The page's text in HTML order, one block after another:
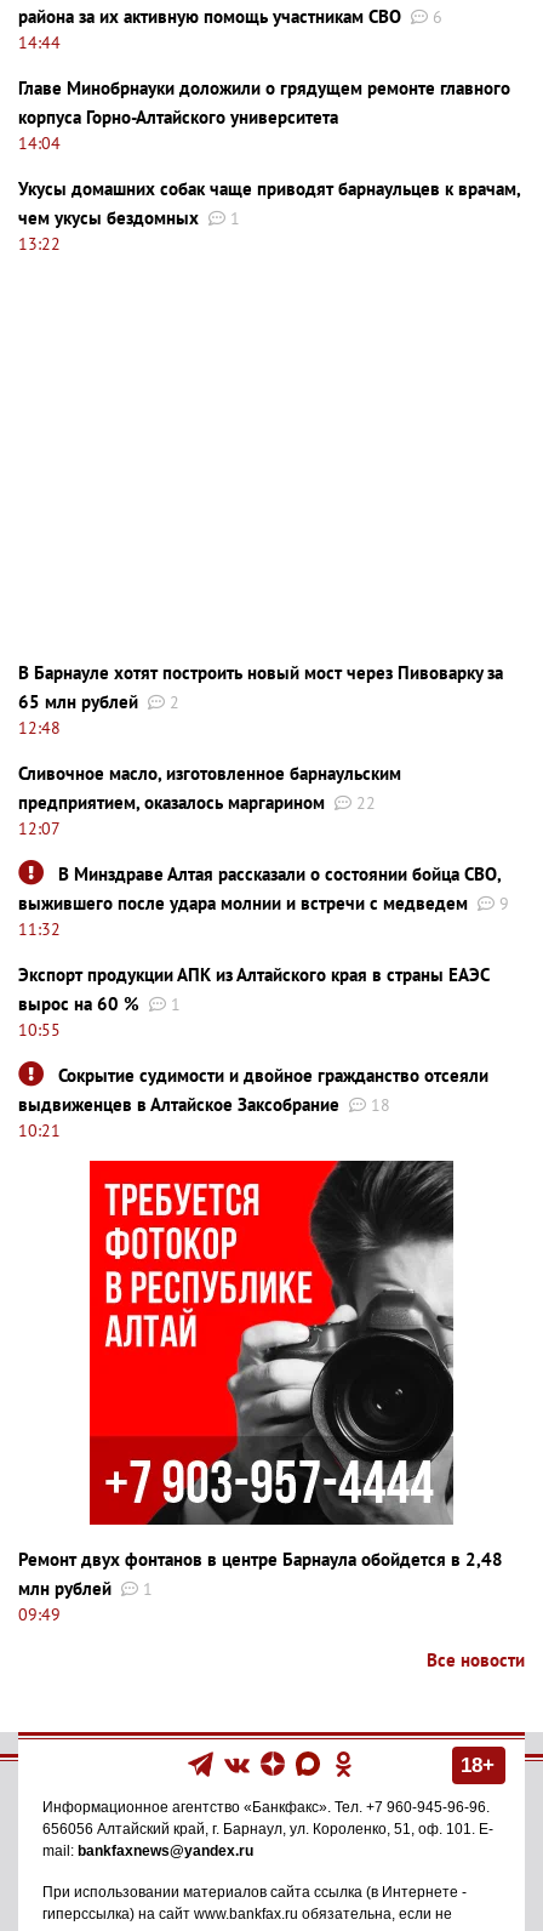
района за их активную помощь участникам СВО
6
14:44
Главе Минобрнауки доложили о грядущем ремонте главного
корпуса Горно-Алтайского университета
14:04
Укусы домашних собак чаще приводят барнаульцев к врачам,
чем укусы бездомных
1
13:22
В Барнауле хотят построить новый мост через Пивоварку за
65 млн рублей
2
12:48
Сливочное масло, изготовленное барнаульским
предприятием, оказалось маргарином
22
12:07
В Минздраве Алтая рассказали о состоянии бойца СВО,
выжившего после удара молнии и встречи с медведем
9
11:32
Экспорт продукции АПК из Алтайского края в страны ЕАЭС
вырос на 60 %
1
10:55
Сокрытие судимости и двойное гражданство отсеяли
выдвиженцев в Алтайское Заксобрание
18
10:21
Ремонт двух фонтанов в центре Барнаула обойдется в 2,48
млн рублей
1
09:49
Все новости
18+
Информационное агентство «Банкфакс» . Тел. +7 960-945-96-96
656056 Алтайский край, г. Барнаул ул. Короленко, 51, оф. 101
. E-
mail: bankfaxnews@yandex.ru
При использовании материалов сайта ссылка (в Интернете -
гиперссылка) на сайт www.bankfax.ru обязательна, если не